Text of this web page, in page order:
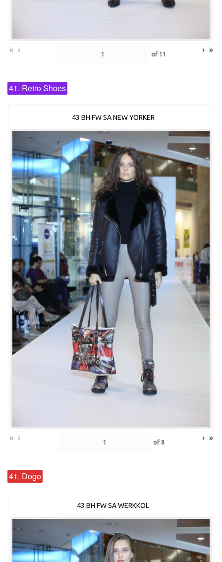
« ‹ of 11 › »
41. Retro Shoes
43 BH FW SA NEW YORKER
« ‹ of 8 › »
41. Dogo
43 BH FW SA WERKKOL